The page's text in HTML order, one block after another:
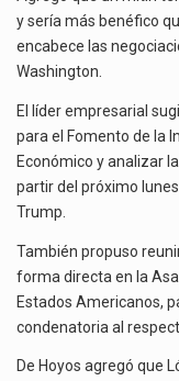
y sería más benéfico
encabece las
Washington.
El líder empresarial
para el Fomento de la
Económico y analizar
partir del próximo
Trump.
También propuso
forma directa en la
Estados Americanos,
condenatoria al
De Hoyos agregó que